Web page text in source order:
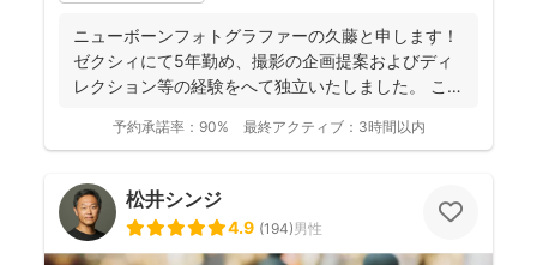
ニューボーンフォトグラファーの久藤と申します！
ゼクシィにて5年勤め、撮影の企画提案およびディ
レクション等の経験をへて独立いたしました。 これ
予約承諾率： 90% 最終アクティブ： 3時間以内
松井シンジ
4.9 (194)男性